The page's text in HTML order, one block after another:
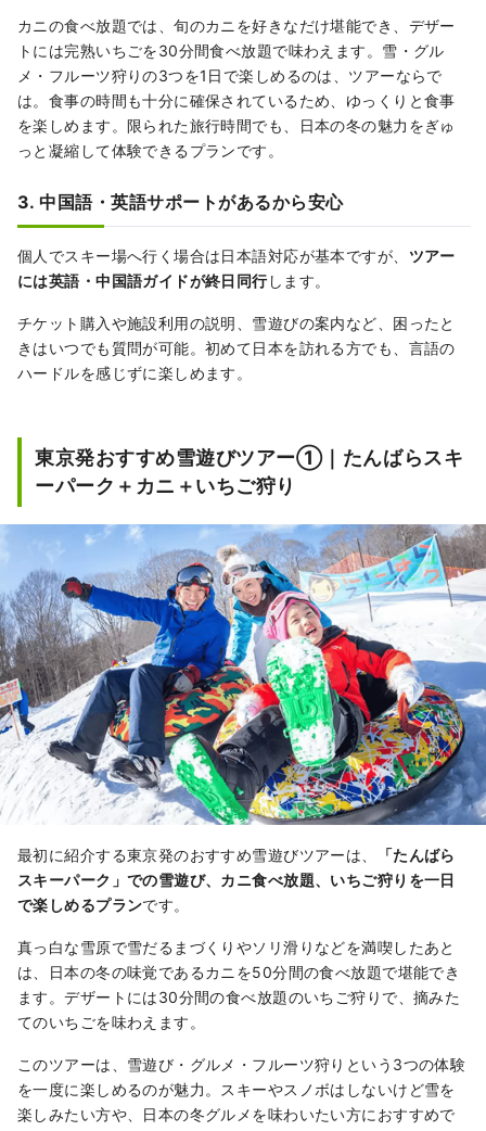
カニの食べ放題では、旬のカニを好きなだけ堪能でき、デザー
トには完熟いちごを30分間食べ放題で味わえます。雪・グル
メ・フルーツ狩りの3つを1日で楽しめるのは、ツアーならで
は。食事の時間も十分に確保されているため、ゆっくりと食事
を楽しめます。限られた旅行時間でも、日本の冬の魅力をぎゅ
っと凝縮して体験できるプランです。
3. 中国語・英語サポートがあるから安心
個人でスキー場へ行く場合は日本語対応が基本ですが、 ツアー
には英語・中国語ガイドが終日同行します。
チケット購入や施設利用の説明、雪遊びの案内など、困ったと
きはいつでも質問が可能。初めて日本を訪れる方でも、言語の
ハードルを感じずに楽しめます。
東京発おすすめ雪遊びツアー①｜たんばらスキ
ーパーク＋カニ＋いちご狩り
最初に紹介する東京発のおすすめ雪遊びツアーは、
「たんばら
スキーパーク」での雪遊び、カニ食べ放題、いちご狩り を一日
で楽しめるプランです。
真っ白な雪原で雪だるまづくりやソリ滑りなどを満喫したあと
は、日本の冬の味覚であるカニを50分間の食べ放題で堪能でき
ます。デザートには30分間の食べ放題のいちご狩りで、摘みた
てのいちごを味わえます。
このツアーは、雪遊び・グルメ・フルーツ狩りという3つの体験
を一度に楽しめるのが魅力。スキーやスノボはしないけど雪を
楽しみたい方や、日本の冬グルメを味わいたい方におすすめで